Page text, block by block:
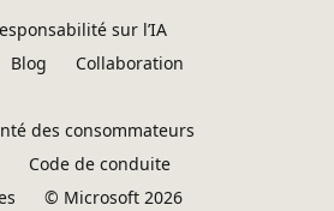
sur l’IA
Blog
Collaboration
des consommateurs
Code de conduite
© Microsoft 2026